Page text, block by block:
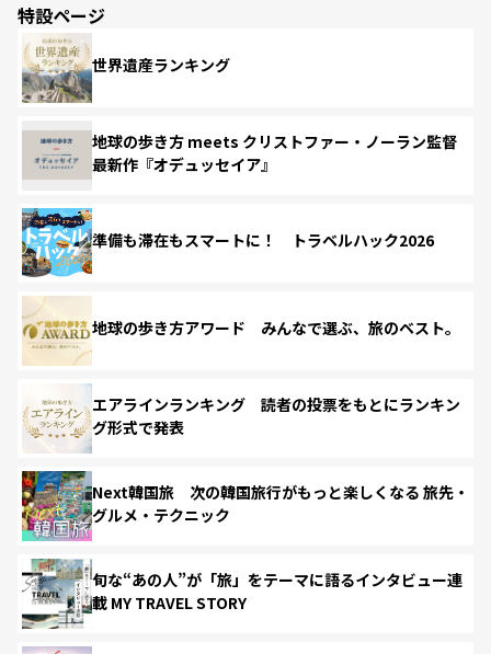
特設ページ
世界遺産ランキング
地球の歩き方 meets クリストファー・ノーラン監督
最新作『オデュッセイア』
準備も滞在もスマートに！ トラベルハック2026
地球の歩き方アワード みんなで選ぶ、旅のベスト。
エアラインランキング 読者の投票をもとにランキン
グ形式で発表
Next韓国旅 次の韓国旅行がもっと楽しくなる 旅先・
グルメ・テクニック
旬な“あの人”が「旅」をテーマに語るインタビュー連
載 MY TRAVEL STORY